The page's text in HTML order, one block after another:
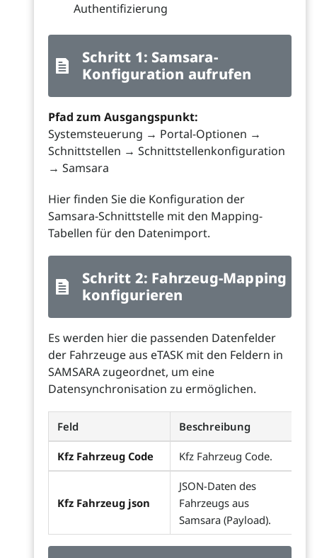
Authentifizierung
Schritt 1: Samsara-
Konfiguration aufrufen
Pfad zum Ausgangspunkt:
Systemsteuerung → Portal-Optionen →
Schnittstellen → Schnittstellenkonfiguration
→ Samsara
Hier finden Sie die Konfiguration der
Samsara-Schnittstelle mit den Mapping-
Tabellen für den Datenimport.
Schritt 2: Fahrzeug-Mapping
konfigurieren
Es werden hier die passenden Datenfelder
der Fahrzeuge aus eTASK mit den Feldern in
SAMSARA zugeordnet, um eine
Datensynchronisation zu ermöglichen.
Feld Beschreibung
Kfz Fahrzeug Code Kfz Fahrzeug Code.
Kfz Fahrzeug json
JSON-Daten des
Fahrzeugs aus
Samsara (Payload).